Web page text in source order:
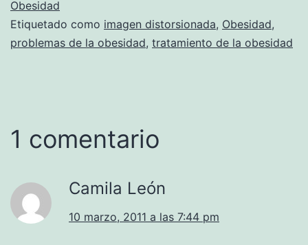
Obesidad
Etiquetado como imagen distorsionada, Obesidad,
problemas de la obesidad, tratamiento de la obesidad
1 comentario
Camila León
10 marzo, 2011 a las 7:44 pm